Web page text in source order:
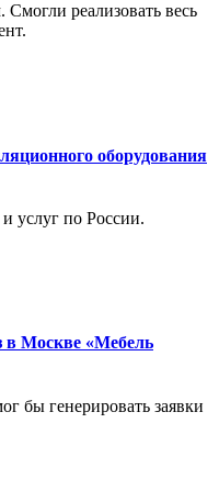
реализовать весь
оборудования
услуг по России.
в Москве «Мебель
бы генерировать заявки